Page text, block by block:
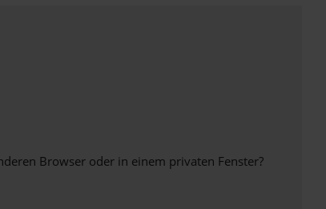
Browser oder in einem privaten Fenster?